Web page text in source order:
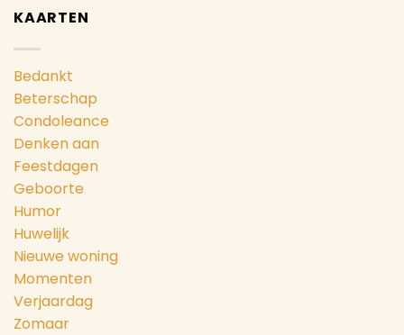
KAARTEN
Bedankt
Beterschap
Condoleance
Denken aan
Feestdagen
Geboorte
Humor
Huwelijk
Nieuwe woning
Momenten
Verjaardag
Zomaar